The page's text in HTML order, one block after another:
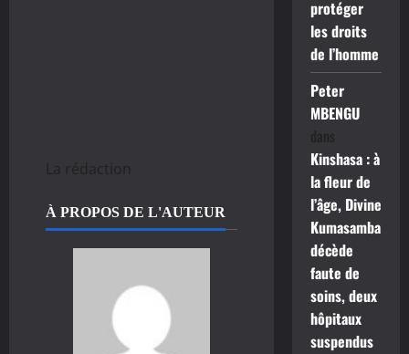
La rédaction
À PROPOS DE L'AUTEUR
protéger
les droits
de l’homme
Peter
MBENGU
dans
Kinshasa : à
la fleur de
l’âge, Divine
Kumasamba
décède
faute de
soins, deux
hôpitaux
suspendus